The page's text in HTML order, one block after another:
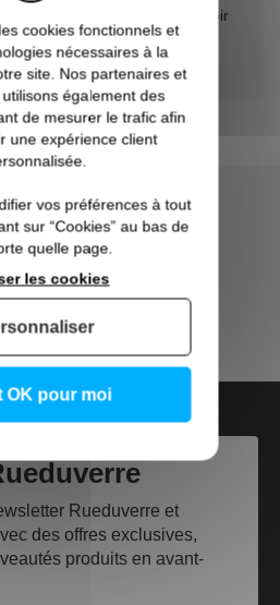
morceaux de ce type de miroir
autres. Les techniciens
du verre
Rueduverre et
des offres exclusives,
produits en avant-
cookies fonctionnels et
nécessaires à la
site. Nos partenaires et
également des
de mesurer le trafic afin
une expérience client
vos préférences à tout
sur “Cookies” au bas de
quelle page.
OK pour moi
les cookies